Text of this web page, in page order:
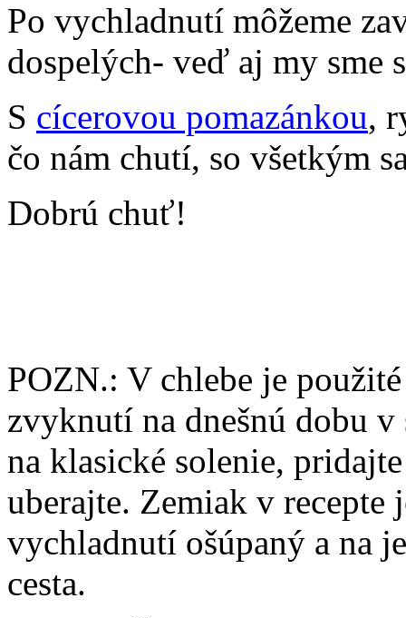
Po vychladnutí môžeme
dospelých- veď aj my sme
S cícerovou pomazánkou,
čo nám chutí, so všetkým
Dobrú chuť!
POZN.: V chlebe je
zvyknutí na dnešnú dobu
na klasické solenie,
uberajte. Zemiak v recepte
vychladnutí ošúpaný a na
cesta.